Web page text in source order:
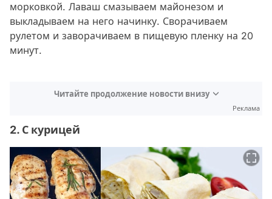
морковкой. Лаваш смазываем майонезом и
выкладываем на него начинку. Сворачиваем
рулетом и заворачиваем в пищевую пленку на 20
минут.
Читайте продолжение новости внизу
Реклама
2. С курицей